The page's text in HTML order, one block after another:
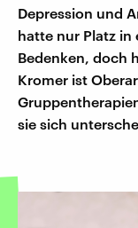
Depression und
hatte nur Platz in
Bedenken, doch
Kromer ist
sie sich